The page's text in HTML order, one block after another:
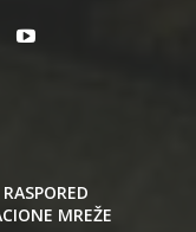
MREŽE